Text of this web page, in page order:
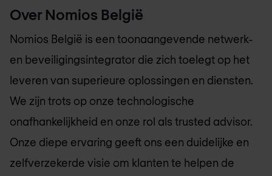
Over Nomios België
Nomios België is een toonaangevende netwerk-
en beveiligingsintegrator die zich toelegt op het
leveren van superieure oplossingen en diensten.
We zijn trots op onze technologische
onafhankelijkheid en onze rol als trusted advisor.
Onze diepe ervaring geeft ons een duidelijke en
zelfverzekerde visie om klanten te helpen de